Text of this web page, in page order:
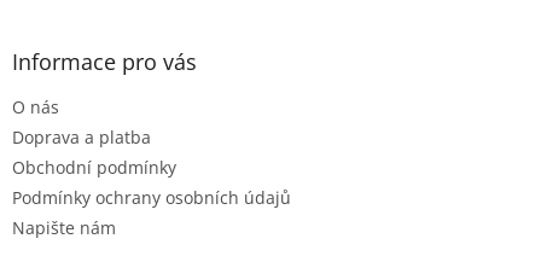
Informace pro vás
O nás
Doprava a platba
Obchodní podmínky
Podmínky ochrany osobních údajů
Napište nám